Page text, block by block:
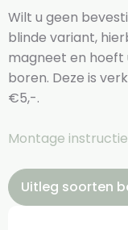
Wilt u geen
blinde variant,
magneet en hoeft
boren. Deze is
€5,-.
Montage
Uitleg soorten